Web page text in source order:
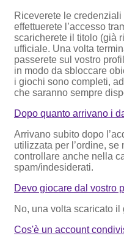
Riceverete le
effettuerete l’accesso
scaricherete il titolo (già
ufficiale. Una volta
passerete sul vostro
in modo da sbloccare
i giochi sono completi,
che saranno sempre
Dopo quanto arrivano i
Arrivano subito dopo
utilizzata per l’ordine, se
controllare anche nella
spam/indesiderati.
Devo giocare dal vostro
No, una volta scaricato
Cos'è un account